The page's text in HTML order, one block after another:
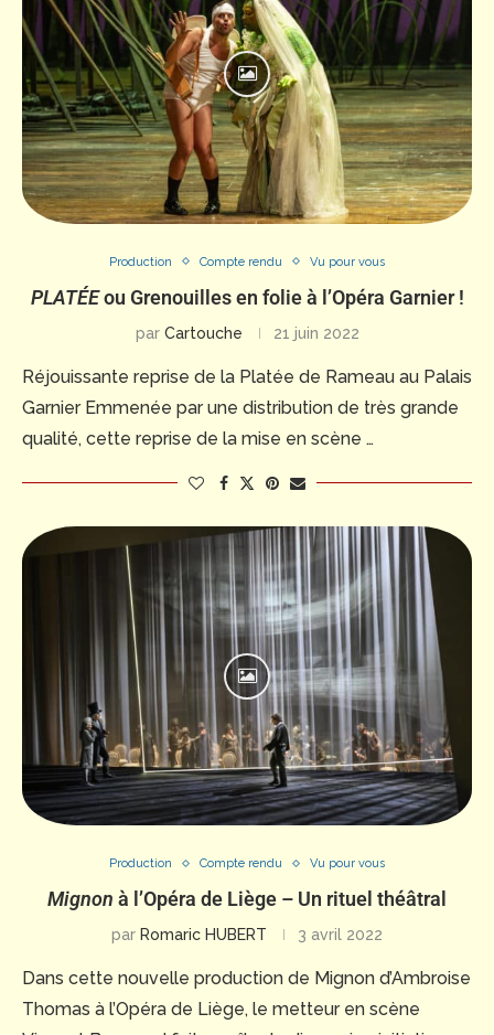
Production Compte rendu Vu pour vous
PLATÉEou Grenouilles en folie à l’Opéra Garnier !
par Cartouche 21 juin 2022
Réjouissante reprise de la Platée de Rameau au Palais
Garnier Emmenée par une distribution de très grande
qualité, cette reprise de la mise en scène …
Production Compte rendu Vu pour vous
Mignon à l’Opéra de Liège – Un rituel théâtral
par Romaric HUBERT 3 avril 2022
Dans cette nouvelle production de Mignon d’Ambroise
Thomas à l’Opéra de Liège, le metteur en scène